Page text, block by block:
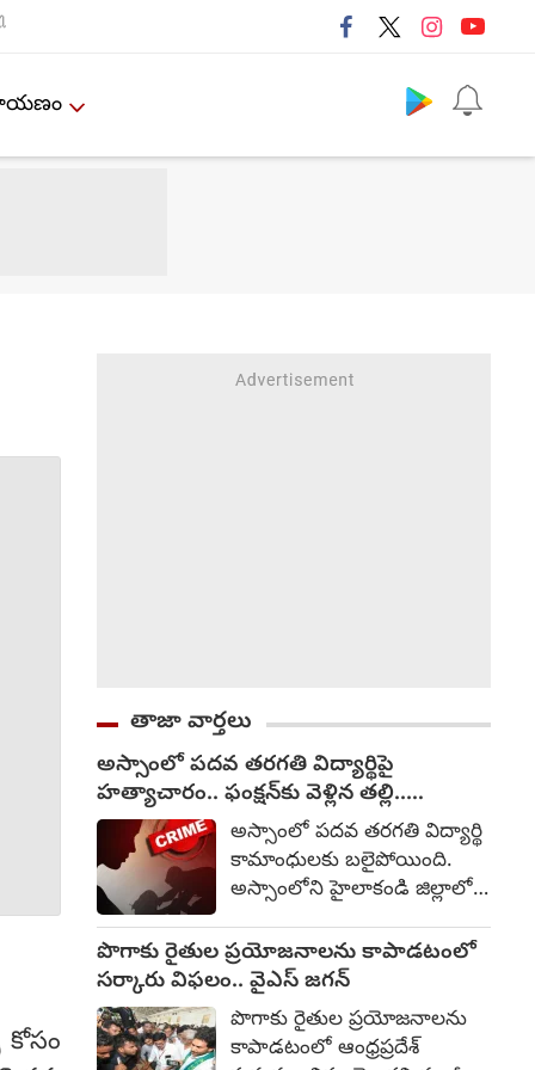
కోసం
తాజా వార్తలు
అస్సాంలో పదవ తరగతి విద్యార్థిపై
హత్యాచారం.. ఫంక్షన్‌కు వెళ్లిన తల్లి..
మంచంపై విగతజీవిగా..?అస్సాంలో పదవ తరగతి విద్యార్థి
కామాంధులకు బలైపోయింది.
అస్సాంలోని హైలాకండి జిల్లాలో
ఏళ్ల బాలికపై సామూహిక
అత్యాచారం, హత్యకు
సంబంధించి ఒక మైనర్‌తో సహా
ముగ్గురిని అరెస్టు చేసినట్లు
పోలీసులు తెలిపారు. ఆగస్టు 1
పొగాకు రైతుల ప్రయోజనాలను కాపాడటంలో
సర్కారు విఫలం.. వైఎస్ జగన్
పొగాకు రైతుల ప్రయోజనాలను
కాపాడటంలో ఆంధ్రప్రదేశ్